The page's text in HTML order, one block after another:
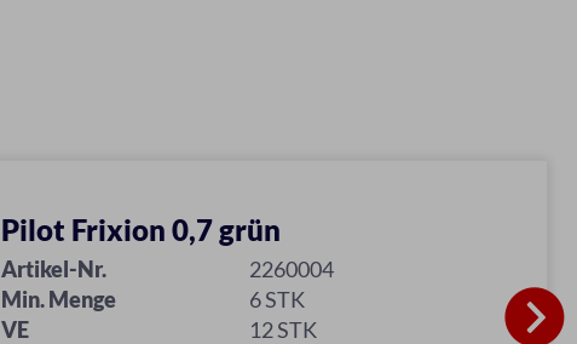
Pilot Frixion 0,7 grün
Artikel-Nr.
2260004
Min. Menge
6 STK
VE
12 STK